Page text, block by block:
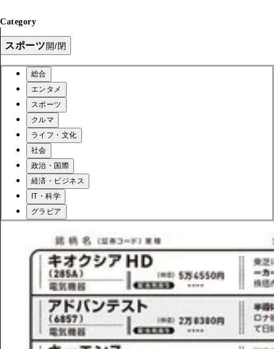
Category
スポーツ開/閉
総合
エンタメ
スポーツ
クルマ
ライフ・文化
社会
政治・国際
経済・ビジネス
IT・科学
グラビア